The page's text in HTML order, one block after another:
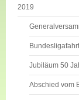
2019
Jubiläum 50
Abschied vom